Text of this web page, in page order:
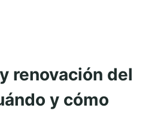
renovación del
y cómo